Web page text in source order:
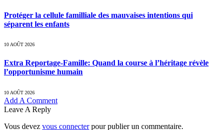
Protéger la cellule familliale des mauvaises intentions qui
séparent les enfants
10 AOÛT 2026
Extra Reportage-Famille: Quand la course à l’héritage révèle
l’opportunisme humain
10 AOÛT 2026
Add A Comment
Leave A Reply
Vous devez vous connecterpour publier un commentaire.